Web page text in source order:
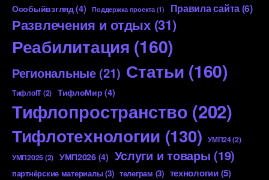
Особыйвзгляд(4) Поддержка проекта(1) Правила сайта(6)
Развлечения и отдых(31)
Реабилитация (160)
Региональные(21) Статьи (160)
ТифлоIT(2) ТифлоМир (4)
Тифлопространство (202)
Тифлотехнологии (130) УМП24(2)
УМП2025(2) УМП2026(4) Услуги и товары (19)
партнёрские материалы(3) телеграм (3) технологии(5)